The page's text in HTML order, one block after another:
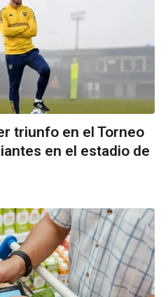
triunfo en el Torneo
en el estadio de